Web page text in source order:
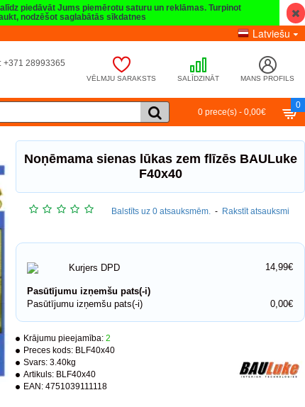
piedāvāt Jums piemērotu saturu un reklāmas. Turpinot
nodzēšot saglabātās sīkdatnes
Latviešu
+371 28993365
VĒLMJU SARAKSTS SALĪDZINĀT MANS PROFILS
0 prece(s) - 0,00€
0
Noņēmama sienas lūkas zem flīzēs BAULuke
F40x40
Krājumu pieejamība: 2
Preces kods: BLF40x40
Svars: 3.40kg
Artikuls: BLF40x40
EAN: 4751039111118
Balstīts uz 0 atsauksmēm. - Rakstīt atsauksmi
Kurjers DPD 14,99€
Pasūtījumu izņemšu pats(-i)
Pasūtījumu izņemšu pats(-i)
0,00€